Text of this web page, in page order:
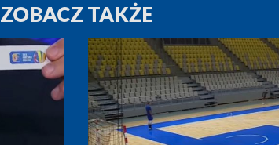
ZOBACZ TAKŻE